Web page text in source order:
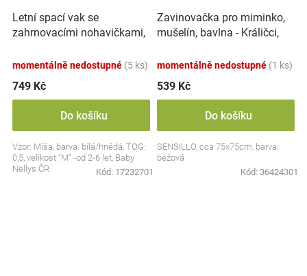
Letní spací vak se
zahrnovacími nohavičkami,
potiskem, M
momentálně nedostupné (5 ks)
749 Kč
Do košíku
Vzor: Míša, barva: bílá/hnědá, TOG:
0,5, velikost "M" -od 2-6 let, Baby
Nellys ČR
Kód: 17232701
Zavinovačka pro miminko,
mušelín, bavlna - Králičci,
momentálně nedostupné (1 ks)
539 Kč
Do košíku
SENSILLO, cca 75x75cm, barva:
béžová
Kód: 36424301